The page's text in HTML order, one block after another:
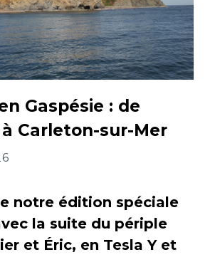
Gaspésie : de
Carleton-sur-Mer
notre édition spéciale
la suite du périple
et Éric, en Tesla Y et